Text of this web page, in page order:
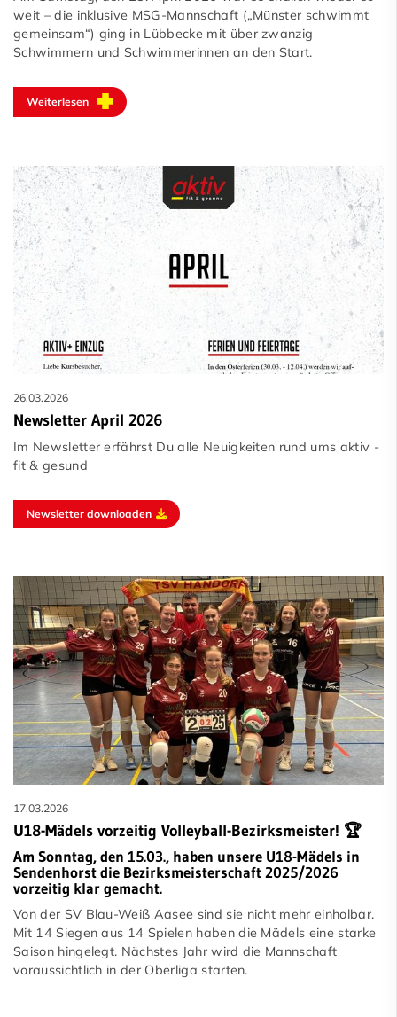
weit – die inklusive MSG-Mannschaft („Münster schwimmt
gemeinsam“) ging in Lübbecke mit über zwanzig
Schwimmern und Schwimmerinnen an den Start.
Weiterlesen
26.03.2026
Newsletter April 2026
Im Newsletter erfährst Du alle Neuigkeiten rund ums aktiv -
fit & gesund
Newsletter downloaden
17.03.2026
U18-Mädels vorzeitig Volleyball-Bezirksmeister! 🏆
Am Sonntag, den 15.03., haben unsere U18-Mädels in
Sendenhorst die Bezirksmeisterschaft 2025/2026
vorzeitig klar gemacht.
Von der SV Blau-Weiß Aasee sind sie nicht mehr einholbar.
Mit 14 Siegen aus 14 Spielen haben die Mädels eine starke
Saison hingelegt. Nächstes Jahr wird die Mannschaft
voraussichtlich in der Oberliga starten.